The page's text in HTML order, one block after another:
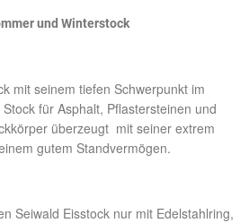
und Winterstock
mit seinem tiefen Schwerpunkt im
für Asphalt, Pflastersteinen und
überzeugt mit seiner extrem
gutem Standvermögen.
Seiwald Eisstock nur mit Edelstahlring,